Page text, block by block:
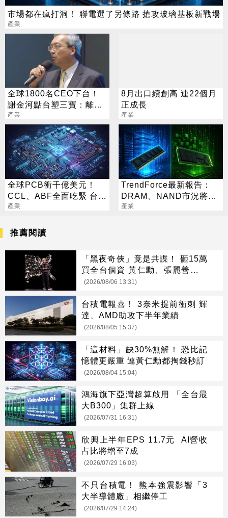
市場都在瘋打洞！ 聯電選了另條路 搶攻玻璃基板新戰場
產業
全球1800名CEO下台！
謝金河點台塑三寶：離淨
值愈來愈遠
產業
8月出口續創高 連22個月
正成長
產業
全球PCB衝千億美元！
CCL、ABF全面吃緊 台廠
迎兆元商機
產業
TrendForce最新報告：
DRAM、NAND市況將分
道揚鑣
產業
推薦閱讀
「黑夜奇俠」竟是共諜！ 砸15萬
買全台個資 黃仁勳、張麗善也受
害
(2026/08/06 13:31)
台積電報喜！ 3奈米提前衝刺 輝
達、AMD助攻下半年業績
(2026/08/05 15:37)
「這材料」缺30%無解！ 恐比記
憶體更嚴重 連黃仁勳都掏錢秒訂
(2026/08/04 15:04)
鴻海旗下亞灣超算啟用 「全台最
大B300」集群上線
(2026/07/31 16:31)
欣興上半年EPS 11.7元 AI營收
占比將增至7成
(2026/07/29 16:03)
不只台積電！ 熊本強震影響「3
大半導體廠」相繼停工
(2026/07/29 14:24)